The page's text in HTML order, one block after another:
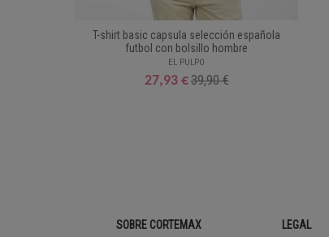
T-shirt basic capsula selección española
futbol con bolsillo hombre
EL PULPO
27,93 €39,90 €
SOBRE CORTEMAX LEGAL